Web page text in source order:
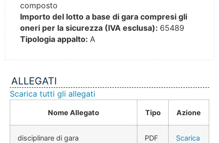
composto
Importo del lotto a base di gara compresi gli
oneri per la sicurezza (IVA esclusa): 65489
Tipologia appalto: A
ALLEGATI
Scarica tutti gli allegati
Nome Allegato Tipo Azione
disciplinare di gara PDF Scarica